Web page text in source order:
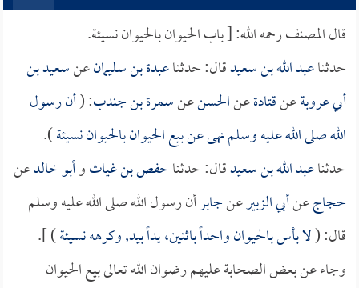
قال المصنف رحمه الله: [ باب الحيوان بالحيوان نسيئة.
حدثناعبد الله بن سعيدقال: حدثناعبدة بن سليمانعنسعيد بن
أبي عروبةعنقتادةعنالحسنعنسمرة بن جندب: (أن رسول
الله صلى الله عليه وسلم نهى عن بيع الحيوان بالحيوان نسيئة).
حدثناعبد الله بن سعيدقال: حدثناحفص بن غياثوأبو خالدعن
حجاجعنأبي الزبيرعنجابرأن رسول الله صلى الله عليه وسلم
قال: (لا بأس بالحيوان واحداً باثنين، يداً بيد, وكرهه نسيئة) ].
وجاء عن بعض الصحابة عليهم رضوان الله تعالى بيع الحيوان